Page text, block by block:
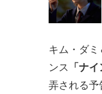
キム・ダ
ンス
「ナ
弄される予